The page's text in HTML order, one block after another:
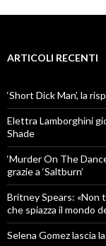
ARTICOLI RECENTI
‘Short Dick Man’, la
Elettra Lamborghini
Shade
‘Murder On The
grazie a ‘Saltburn’
Britney Spears: «Non
che spiazza il mondo
Selena Gomez lascia